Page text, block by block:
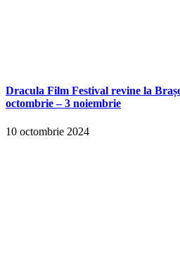
Dracula Film Festival revine la
octombrie – 3 noiembrie
10 octombrie 2024